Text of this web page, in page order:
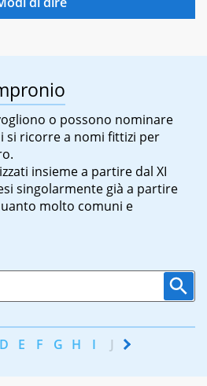
o possono nominare
si ricorre a nomi fittizi per
insieme a partire dal XI
singolarmente già a partire
molto comuni e
D E F G H I J K